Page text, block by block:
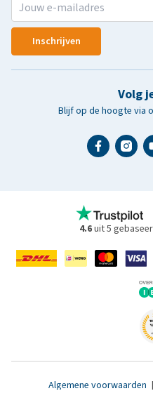
Inschrijven
Volg
Blijf op de hoogte via
4.6uit 5
Algemene voorwaarden |